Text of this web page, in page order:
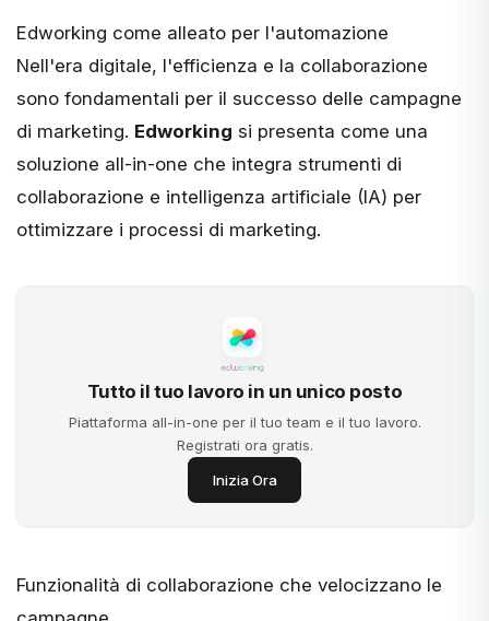
Edworking come alleato per l'automazione
Nell'era digitale, l'efficienza e la collaborazione
sono fondamentali per il successo delle campagne
di marketing. Edworking si presenta come una
soluzione all-in-one che integra strumenti di
collaborazione e intelligenza artificiale (IA) per
ottimizzare i processi di marketing.
Tutto il tuo lavoro in un unico posto
Piattaforma all-in-one per il tuo team e il tuo lavoro.
Registrati ora gratis.
Inizia Ora
Funzionalità di collaborazione che velocizzano le